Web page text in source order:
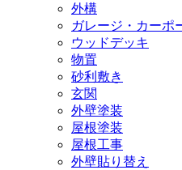
外構
ガレージ・カーポ
ウッドデッキ
物置
砂利敷き
玄関
外壁塗装
屋根塗装
屋根工事
外壁貼り替え